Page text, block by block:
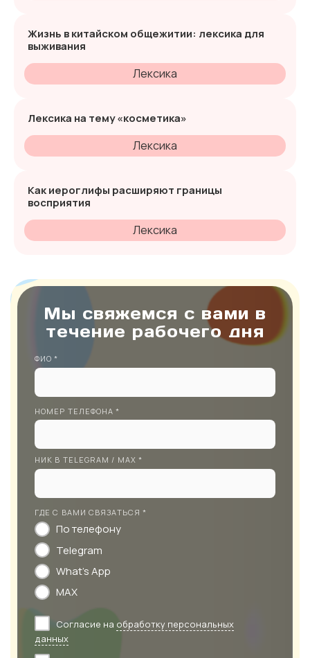
Жизнь в китайском общежитии: лексика для
выживания
Лексика
Лексика на тему «косметика»
Лексика
Как иероглифы расширяют границы
восприятия
Лексика
Мы свяжемся с вами в
течение рабочего дня
ФИО *
НОМЕР ТЕЛЕФОНА *
НИК В TELEGRAM / MAX *
ГДЕ С ВАМИ СВЯЗАТЬСЯ *
По телефону
Telegram
What's App
MAX
Согласие на обработку персональных
данных